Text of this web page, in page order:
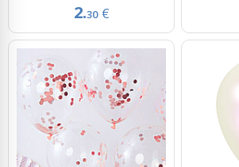
2.30 €